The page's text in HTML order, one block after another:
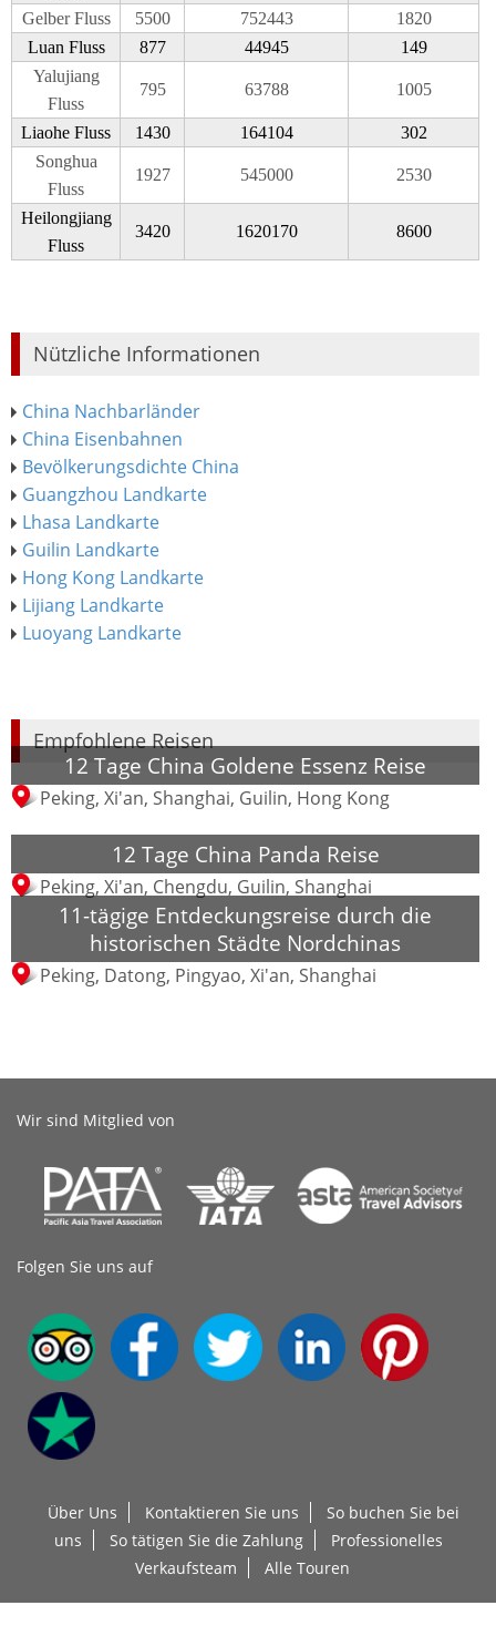
Gelber Fluss 5500 752443
1820
Luan Fluss
877 44945
149
Yalujiang
Fluss
795 63788 1005
Liaohe Fluss 1430 164104
302
Songhua
Fluss
1927 545000 2530
Heilongjiang
Fluss
3420 1620170 8600
Nützliche Informationen
China Nachbarländer
China Eisenbahnen
Bevölkerungsdichte China
Guangzhou Landkarte
Lhasa Landkarte
Guilin Landkarte
Hong Kong Landkarte
Lijiang Landkarte
Luoyang Landkarte
Empfohlene Reisen
12 Tage China Goldene Essenz Reise
Peking, Xi'an, Shanghai, Guilin, Hong Kong
12 Tage China Panda Reise
Peking, Xi'an, Chengdu, Guilin, Shanghai
11-tägige Entdeckungsreise durch die
historischen Städte Nordchinas
Peking, Datong, Pingyao, Xi'an, Shanghai
Wir sind Mitglied von
Folgen Sie uns auf
Über Uns Kontaktieren Sie uns
So buchen Sie bei
uns
So tätigen Sie die Zahlung
Professionelles
Verkaufsteam
Alle Touren